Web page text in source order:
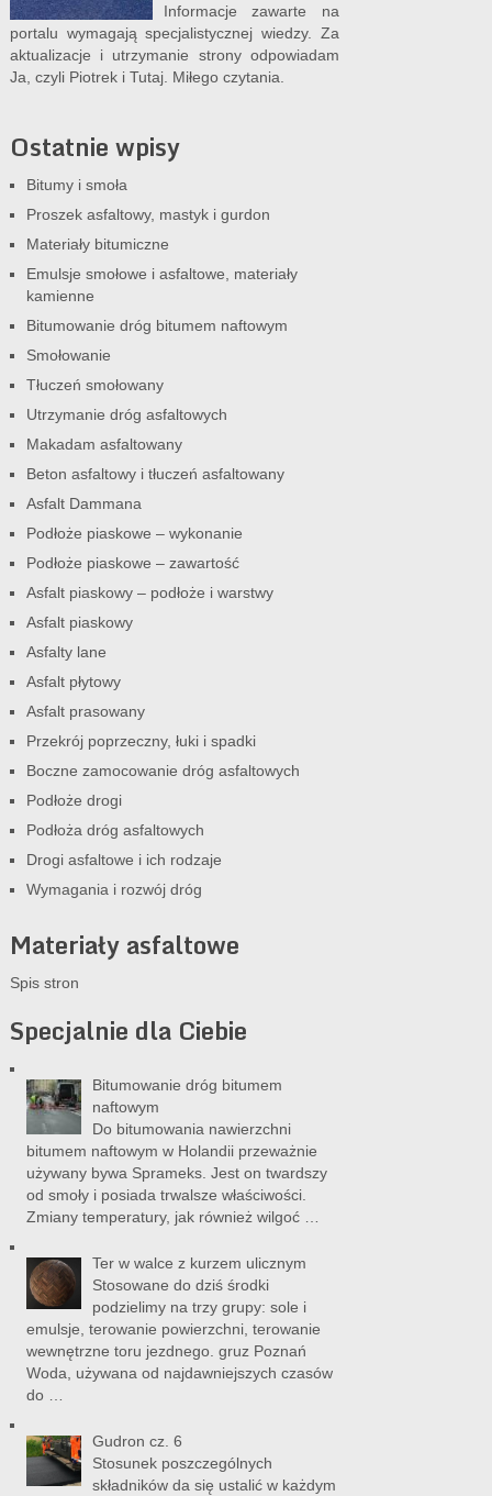
Informacje zawarte na
portalu wymagają specjalistycznej wiedzy. Za
aktualizacje i utrzymanie strony odpowiadam
Ja, czyli Piotrek i Tutaj. Miłego czytania.
Ostatnie wpisy
Bitumy i smoła
Proszek asfaltowy, mastyk i gurdon
Materiały bitumiczne
Emulsje smołowe i asfaltowe, materiały
kamienne
Bitumowanie dróg bitumem naftowym
Smołowanie
Tłuczeń smołowany
Utrzymanie dróg asfaltowych
Makadam asfaltowany
Beton asfaltowy i tłuczeń asfaltowany
Asfalt Dammana
Podłoże piaskowe – wykonanie
Podłoże piaskowe – zawartość
Asfalt piaskowy – podłoże i warstwy
Asfalt piaskowy
Asfalty lane
Asfalt płytowy
Asfalt prasowany
Przekrój poprzeczny, łuki i spadki
Boczne zamocowanie dróg asfaltowych
Podłoże drogi
Podłoża dróg asfaltowych
Drogi asfaltowe i ich rodzaje
Wymagania i rozwój dróg
Materiały asfaltowe
Spis stron
Specjalnie dla Ciebie
Bitumowanie dróg bitumem
naftowym
Do bitumowania nawierzchni
bitumem naftowym w Holandii przeważnie
używany bywa Sprameks. Jest on twardszy
od smoły i posiada trwalsze właściwości.
Zmiany temperatury, jak również wilgoć …
Ter w walce z kurzem ulicznym
Stosowane do dziś środki
podzielimy na trzy grupy: sole i
emulsje, terowanie powierzchni, terowanie
wewnętrzne toru jezdnego. gruz Poznań
Woda, używana od najdawniejszych czasów
do …
Gudron cz. 6
Stosunek poszczególnych
składników da się ustalić w każdym